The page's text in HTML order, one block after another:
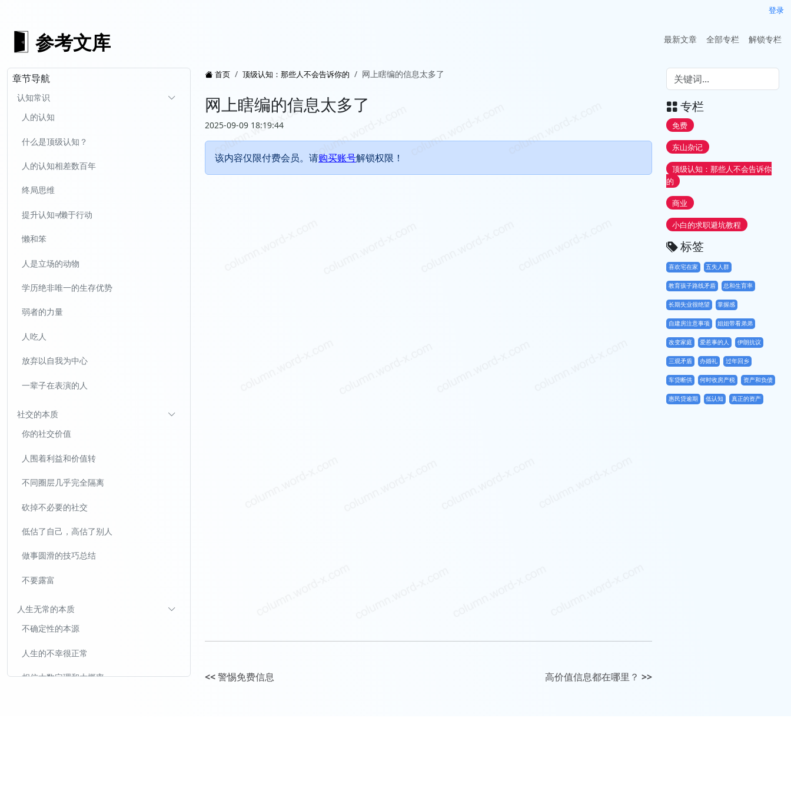
登录
参考文库 最新文章 全部专栏 解锁专栏
章节导航
认知常识
人的认知
什么是顶级认知？
人的认知相差数百年
终局思维
提升认知≠懒于行动
懒和笨
人是立场的动物
学历绝非唯一的生存优势
弱者的力量
人吃人
放弃以自我为中心
一辈子在表演的人
社交的本质
你的社交价值
人围着利益和价值转
不同圈层几乎完全隔离
砍掉不必要的社交
低估了自己，高估了别人
做事圆滑的技巧总结
不要露富
人生无常的本质
不确定性的本源
人生的不幸很正常
相信大数定理和大概率
首页 顶级认知：那些人不会告诉你的 网上瞎编的信息太多了
网上瞎编的信息太多了
2025-09-09 18:19:44
该内容仅限付费会员。请购买账号解锁权限！
<<警惕免费信息 高价值信息都在哪里？ >>
专栏
免费
东山杂记
顶级认知：那些人不会告诉你
的
商业
小白的求职避坑教程
标签
喜欢宅在家 五失人群
教育孩子路线矛盾 总和生育率
长期失业很绝望 掌握感
自建房注意事项 姐姐带看弟弟
改变家庭 爱惹事的人 伊朗抗议
三观矛盾 办婚礼 过年回乡
车贷断供 何时收房产税 资产和负债
惠民贷逾期 低认知 真正的资产